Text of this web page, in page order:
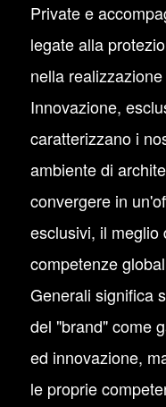
Private e
legate alla
nella
Innovazione,
caratterizzano i
ambiente di
convergere in
esclusivi, il meglio
competenze
Generali significa
del "brand" come
ed innovazione,
le proprie